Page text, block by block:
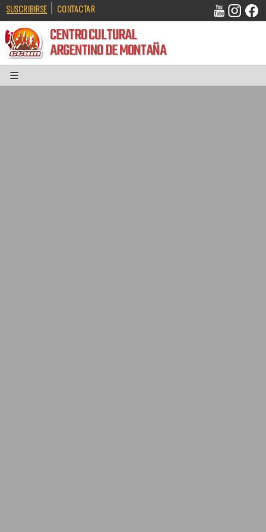
SUSCRIBIRSE | CONTACTAR
CENTRO CULTURAL
ARGENTINO DE MONTAÑA